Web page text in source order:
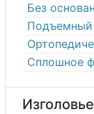
Без
Сплошное
Изголовье